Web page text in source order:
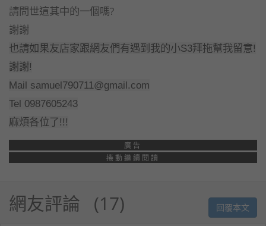
請問世這其中的一個嗎?
謝謝
也請如果友店家跟網友們有遇到我的小S3拜拖幫我留意!
謝謝!
Mail samuel790711@gmail.com
Tel 0987605243
麻煩各位了!!!
廣告
捲動繼續閱讀
網友評論 17 回覆本文